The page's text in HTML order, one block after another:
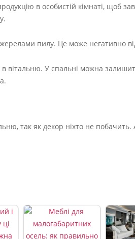
в особистій кімнаті, щоб
пилу. Це може негативно
вітальню. У спальні можна
так як декор ніхто не